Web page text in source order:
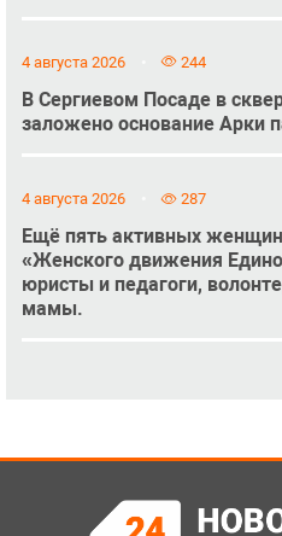
4 августа 2026 244
В Сергиевом Посаде в
заложено основание Арки
4 августа 2026 287
Ещё пять активных
«Женского движения
юристы и педагоги,
мамы.